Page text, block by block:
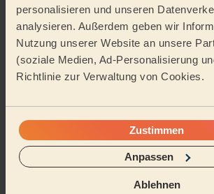
personalisieren und unseren
analysieren. Außerdem geben wir
Nutzung unserer Website an unsere
(soziale Medien, Ad-Personalisierung
Richtlinie zur Verwaltung von Cookies.
Zustimmen
Anpassen
Ablehnen
5/5 •
vor 2 Tagen
Einmalige Reinigung
Wir sind mehr als zufrieden und
Herzen weiterempfehlen. Sie arbeitet
Lucilla (Berlin)